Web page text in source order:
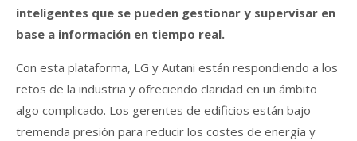
inteligentes que se pueden gestionar y supervisar en
base a información en tiempo real.
Con esta plataforma, LG y Autani están respondiendo a los
retos de la industria y ofreciendo claridad en un ámbito
algo complicado. Los gerentes de edificios están bajo
tremenda presión para reducir los costes de energía y